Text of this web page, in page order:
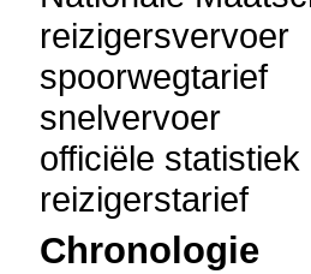
reizigersvervoer
spoorwegtarief
snelvervoer
officiële statistiek
reizigerstarief
Chronologie